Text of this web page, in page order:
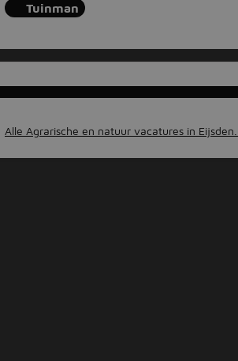
Tuinman
Alle Agrarische en natuur vacatures in Eijsden...